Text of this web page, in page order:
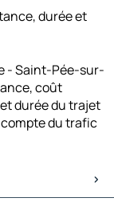
durée et
- Saint-Pée-sur-
coût
durée du trajet
du trafic